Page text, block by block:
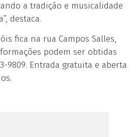
a tradição e musicalidade
destaca.
fica na rua Campos Salles,
podem ser obtidas
9809. Entrada gratuita e aberta